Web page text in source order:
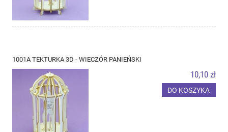
1001A TEKTURKA 3D - WIECZÓR PANIEŃSKI
10,10 zł
DO KOSZYKA